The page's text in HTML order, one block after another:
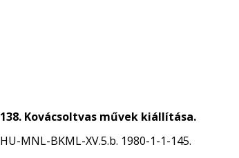
138. Kovácsoltvas művek kiállítása.
HU-MNL-BKML-XV.5.b. 1980-1-1-145.